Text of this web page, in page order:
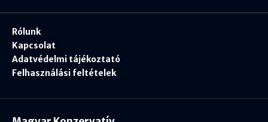
Rólunk
Kapcsolat
Adatvédelmi tájékoztató
Felhasználási feltételek